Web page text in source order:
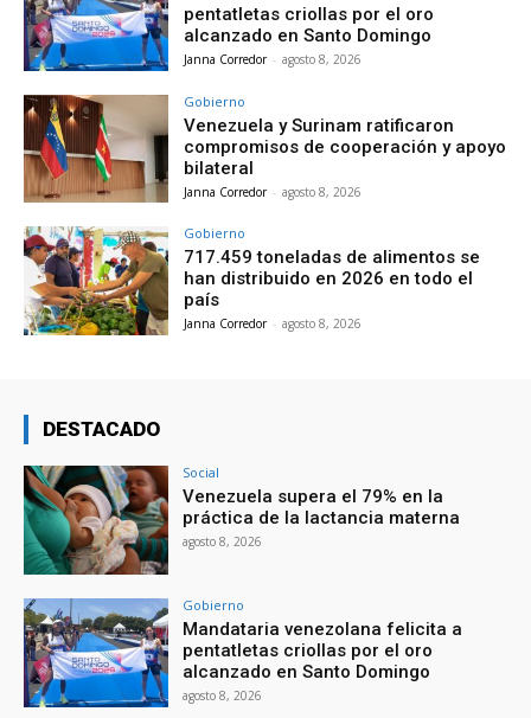
pentatletas criollas por el oro
alcanzado en Santo Domingo
Janna Corredor - agosto 8, 2026
Gobierno
Venezuela y Surinam ratificaron
compromisos de cooperación y apoyo
bilateral
Janna Corredor - agosto 8, 2026
Gobierno
717.459 toneladas de alimentos se
han distribuido en 2026 en todo el
país
Janna Corredor - agosto 8, 2026
DESTACADO
Social
Venezuela supera el 79% en la
práctica de la lactancia materna
agosto 8, 2026
Gobierno
Mandataria venezolana felicita a
pentatletas criollas por el oro
alcanzado en Santo Domingo
agosto 8, 2026